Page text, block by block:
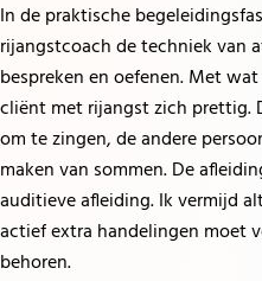
In de praktische
rijangstcoach de techniek van
bespreken en oefenen. Met
cliënt met rijangst zich prettig.
om te zingen, de andere
maken van sommen. De
auditieve afleiding. Ik vermijd
actief extra handelingen moet
behoren.